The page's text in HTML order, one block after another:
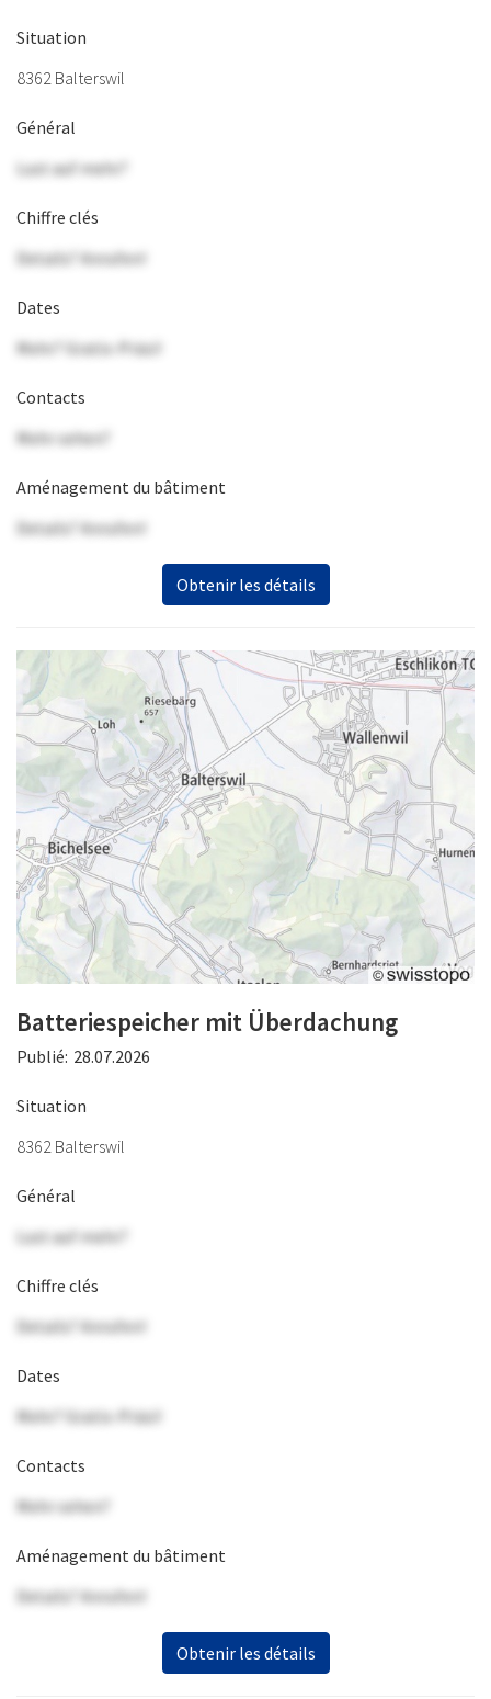
Situation
8362 Balterswil
Général
Lust auf mehr?
Chiffre clés
Details? Anrufen!
Dates
Mehr? Gratis-Präsi!
Contacts
Mehr sehen?
Aménagement du bâtiment
Details? Anrufen!
Obtenir les détails
Batteriespeicher mit Überdachung
Publié: 28.07.2026
Situation
8362 Balterswil
Général
Lust auf mehr?
Chiffre clés
Details? Anrufen!
Dates
Mehr? Gratis-Präsi!
Contacts
Mehr sehen?
Aménagement du bâtiment
Details? Anrufen!
Obtenir les détails